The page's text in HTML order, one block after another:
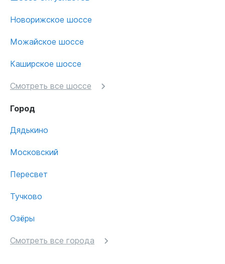
Новорижское шоссе
Можайское шоссе
Каширское шоссе
Смотреть все шоссе
Город
Дядькино
Московский
Пересвет
Тучково
Озёры
Смотреть все города